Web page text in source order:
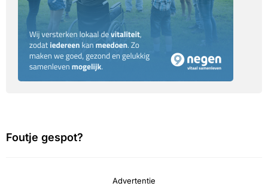
Foutje gespot?
Advertentie